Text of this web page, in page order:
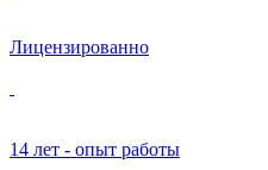
Лицензированно
14 лет - опыт работы